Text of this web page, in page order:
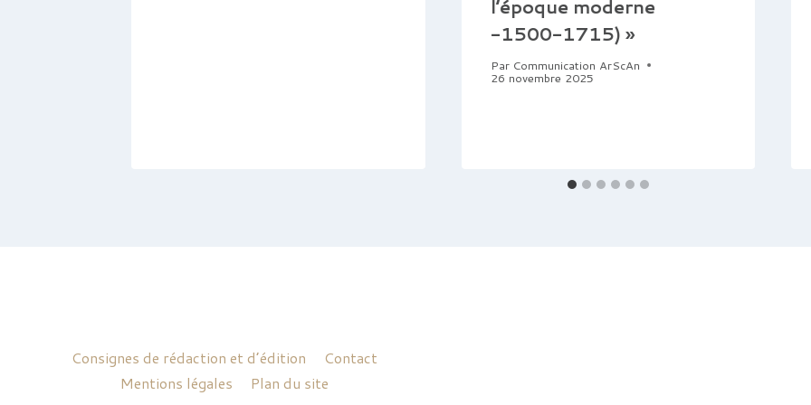
l’époque moderne
-1500-1715) »
Par Communication ArScAn
26 novembre 2025
Consignes de rédaction et d’édition
Contact
Mentions légales
Plan du site